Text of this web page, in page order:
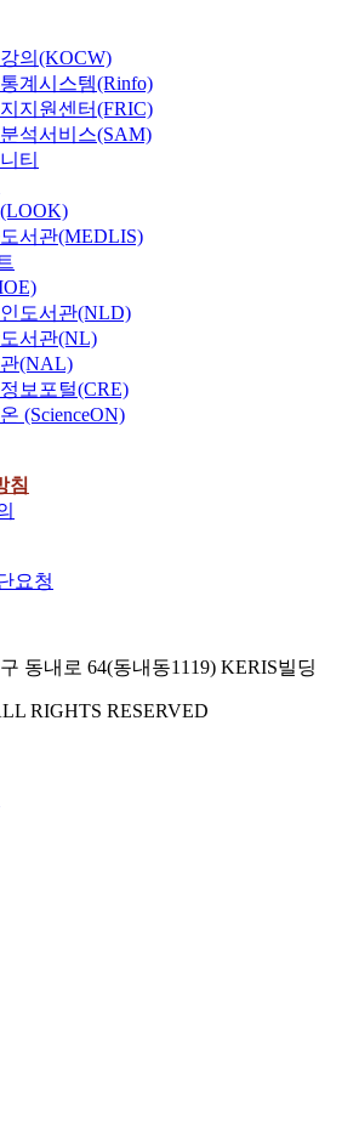
의(KOCW)
계시스템(Rinfo)
지원센터(FRIC)
석서비스(SAM)
티
서관(MEDLIS)
도서관(NLD)
서관(NL)
(NAL)
보포털(CRE)
(ScienceON)
침
요청
동내로 64(동내동1119) KERIS빌딩
RIGHTS RESERVED